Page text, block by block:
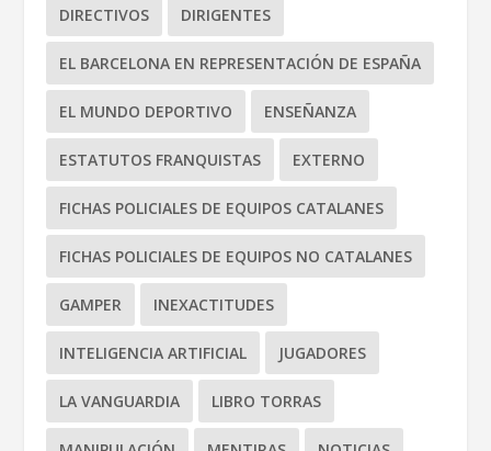
DIRECTIVOS DIRIGENTES
EL BARCELONA EN REPRESENTACIÓN DE ESPAÑA
EL MUNDO DEPORTIVO ENSEÑANZA
ESTATUTOS FRANQUISTAS EXTERNO
FICHAS POLICIALES DE EQUIPOS CATALANES
FICHAS POLICIALES DE EQUIPOS NO CATALANES
GAMPER INEXACTITUDES
INTELIGENCIA ARTIFICIAL JUGADORES
LA VANGUARDIA LIBRO TORRAS